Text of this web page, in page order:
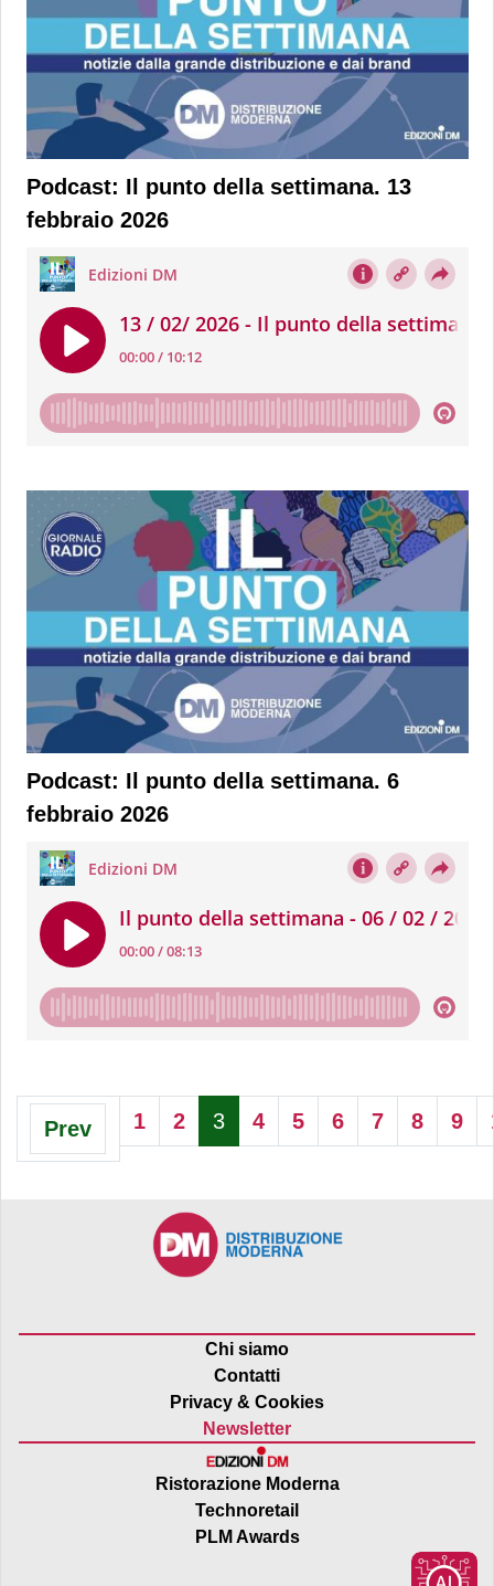
Podcast: Il punto della settimana. 13
febbraio 2026
Podcast: Il punto della settimana. 6
febbraio 2026
Prev 1 2 3 4 5 6 7 8 9
Chi siamo
Contatti
Privacy & Cookies
Newsletter
Ristorazione Moderna
Technoretail
PLM Awards